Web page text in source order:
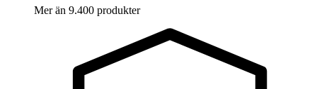
Mer än 9.400 produkter